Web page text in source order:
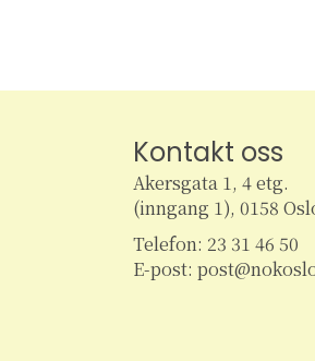
Kontakt oss
Akersgata 1, 4 etg.
(inngang 1), 0158
Telefon: 23 31 46 50
E-post: